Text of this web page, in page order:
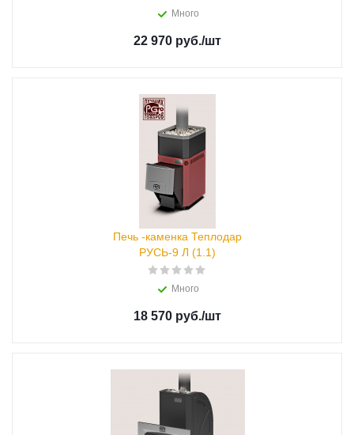
Много
22 970 руб./шт
Печь -каменка Теплодар
РУСЬ-9 Л (1.1)
Много
18 570 руб./шт